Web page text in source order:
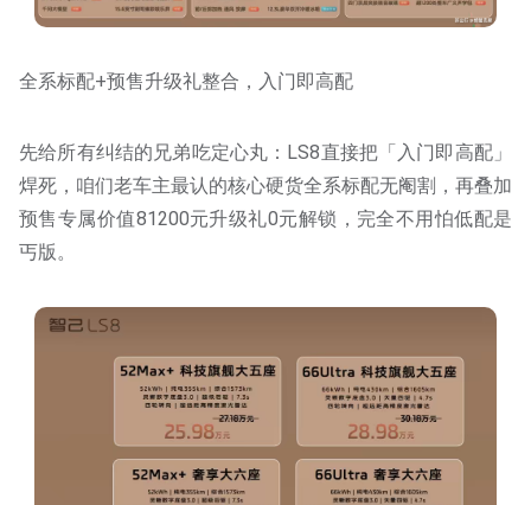
全系标配+预售升级礼整合，入门即高配
先给所有纠结的兄弟吃定心丸：LS8直接把「入门即高配」
焊死，咱们老车主最认的核心硬货全系标配无阉割，再叠加
预售专属价值81200元升级礼0元解锁，完全不用怕低配是
丐版。